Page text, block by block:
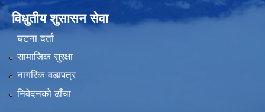
विधुतीय शुसासन सेवा
घटना दर्ता
सामाजिक सुरक्षा
नागरिक वडापत्र
निवेदनको ढाँचा